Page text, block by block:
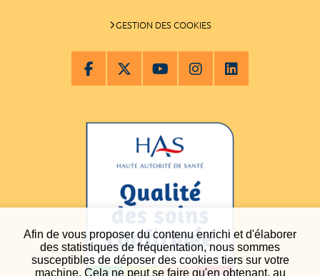
Afin de vous proposer du contenu enrichi et d'élaborer
des statistiques de fréquentation, nous sommes
susceptibles de déposer des cookies tiers sur votre
machine. Cela ne peut se faire qu'en obtenant, au
GESTION DES COOKIES